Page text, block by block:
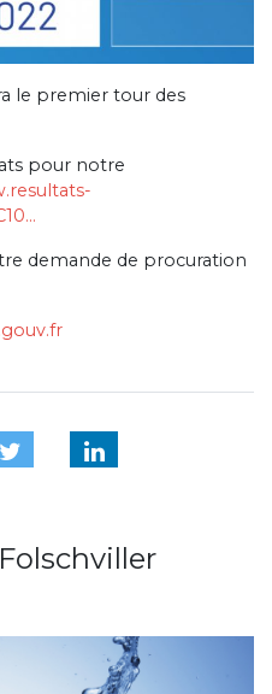
le premier tour des
pour notre
demande de procuration